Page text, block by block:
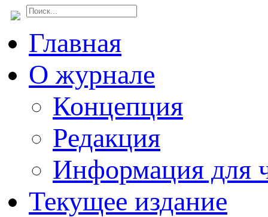
Главная
О журнале
Концепция
Редакция
Информация для
Текущее издание